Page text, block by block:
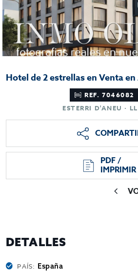
Hotel de 2 estrellas en Venta
REF. 7046082
ESTERRI D'ANEU ·
PDF /
IMPRIMIR
DETALLES
PAÍS: España